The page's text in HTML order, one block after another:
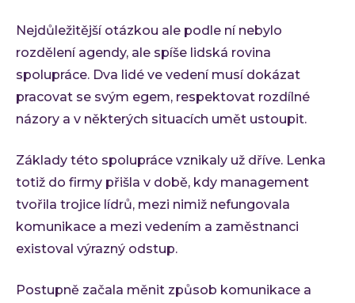
Nejdůležitější otázkou ale podle ní nebylo
rozdělení agendy, ale spíše lidská rovina
spolupráce. Dva lidé ve vedení musí dokázat
pracovat se svým egem, respektovat rozdílné
názory a v některých situacích umět ustoupit.
Základy této spolupráce vznikaly už dříve. Lenka
totiž do firmy přišla v době, kdy management
tvořila trojice lídrů, mezi nimiž nefungovala
komunikace a mezi vedením a zaměstnanci
existoval výrazný odstup.
Postupně začala měnit způsob komunikace a